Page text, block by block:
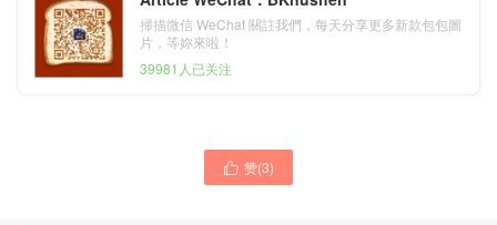
掃描微信 WeChat 關註我們，每天分享更多新款包包圖
片，等妳來啦！
39981人已关注
 赞(3)
香奈兒GABRIELLE小號流浪
香奈兒 V型鏈條經典口蓋包